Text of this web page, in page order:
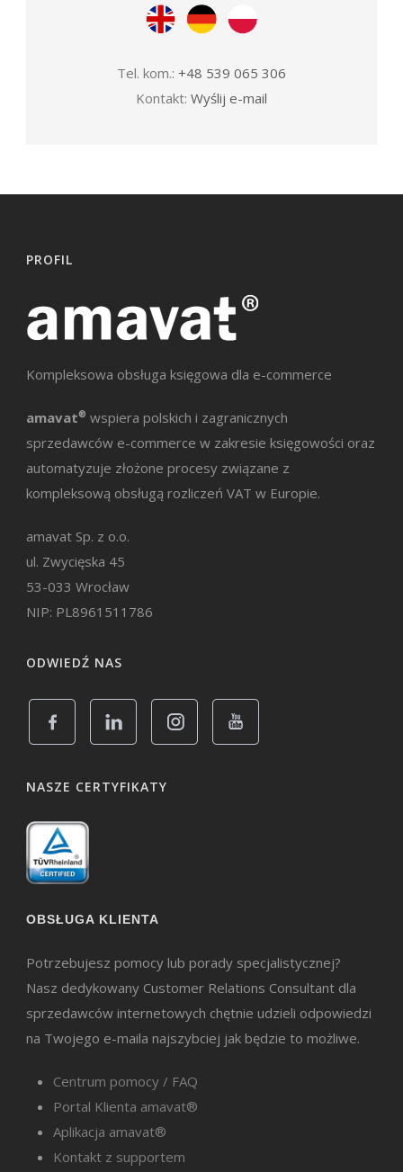
Tel. kom.: +48 539 065 306
Kontakt: Wyślij e-mail
PROFIL
Kompleksowa obsługa księgowa dla e-commerce
amavat® wspiera polskich i zagranicznych
sprzedawców e-commerce w zakresie księgowości oraz
automatyzuje złożone procesy związane z
kompleksową obsługą rozliczeń VAT w Europie.
amavat Sp. z o.o.
ul. Zwycięska 45
53-033 Wrocław
NIP: PL8961511786
ODWIEDŹ NAS
NASZE CERTYFIKATY
OBSŁUGA KLIENTA
Potrzebujesz pomocy lub porady specjalistycznej?
Nasz dedykowany Customer Relations Consultant dla
sprzedawców internetowych chętnie udzieli odpowiedzi
na Twojego e-maila najszybciej jak będzie to możliwe.
Centrum pomocy / FAQ
Portal Klienta amavat®
Aplikacja amavat®
Kontakt z supportem